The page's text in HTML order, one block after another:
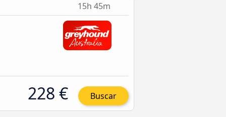
15h 45m
228 € Buscar